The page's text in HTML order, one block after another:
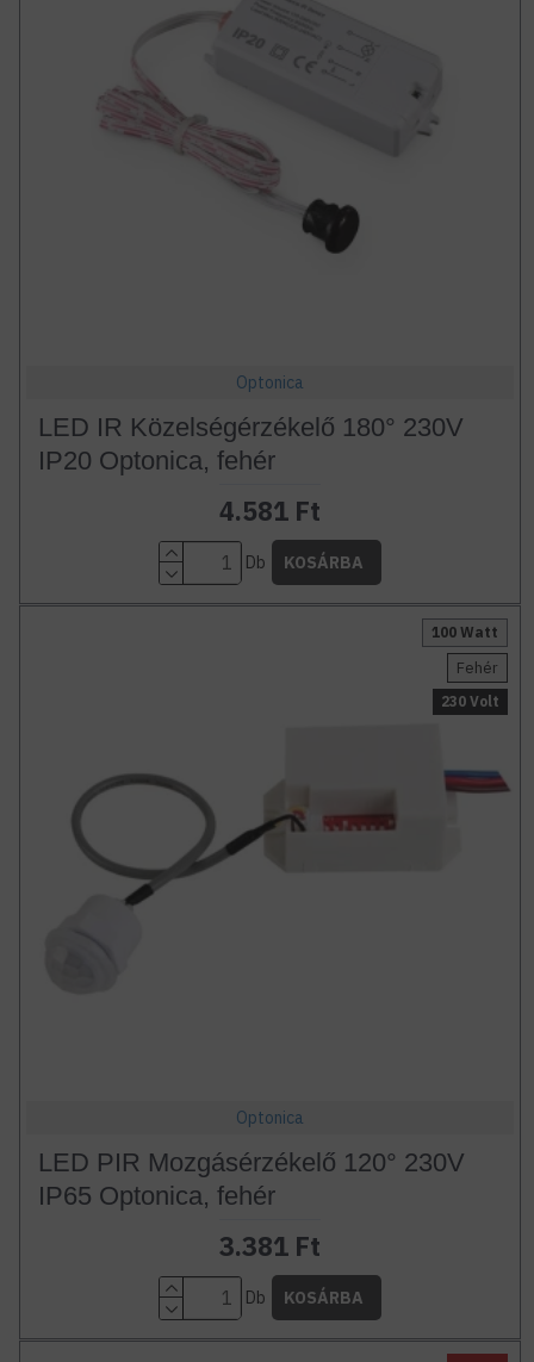
Optonica
LED IR Közelségérzékelő 180° 230V
IP20 Optonica, fehér
4.581 Ft
Db KOSÁRBA
100 Watt
Fehér
230 Volt
Optonica
LED PIR Mozgásérzékelő 120° 230V
IP65 Optonica, fehér
3.381 Ft
Db KOSÁRBA